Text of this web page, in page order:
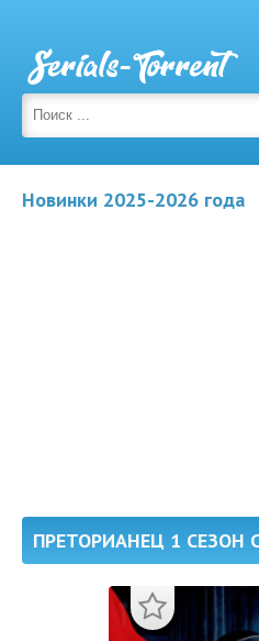
Новинки 2025-2026 года
ПРЕТОРИАНЕЦ 1 СЕЗОН